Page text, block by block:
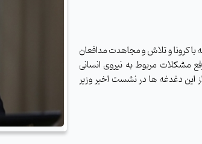
با کرونا و تلاش و مجاهدت مدافعان
مشکلات مربوط به نیروی انسانی
این دغدغه ها در نشست اخیر وزیر